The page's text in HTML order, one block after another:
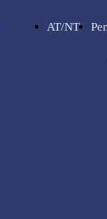
AT/NT